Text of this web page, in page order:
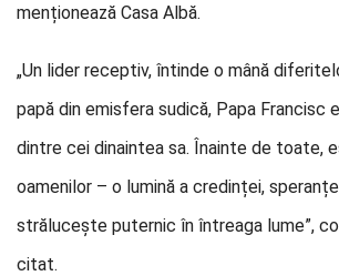
menționează Casa Albă.
„Un lider receptiv, întinde o mână
papă din emisfera sudică, Papa Francisc
dintre cei dinaintea sa. Înainte de toate,
oamenilor – o lumină a credinței,
strălucește puternic în întreaga lume”,
citat.